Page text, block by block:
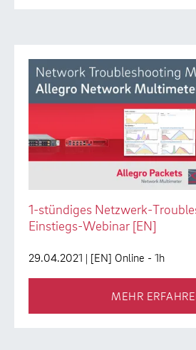
1-stündiges Netzwerk-
Einstiegs-Webinar [EN]
29.04.2021 | [EN] Online - 1h
MEHR